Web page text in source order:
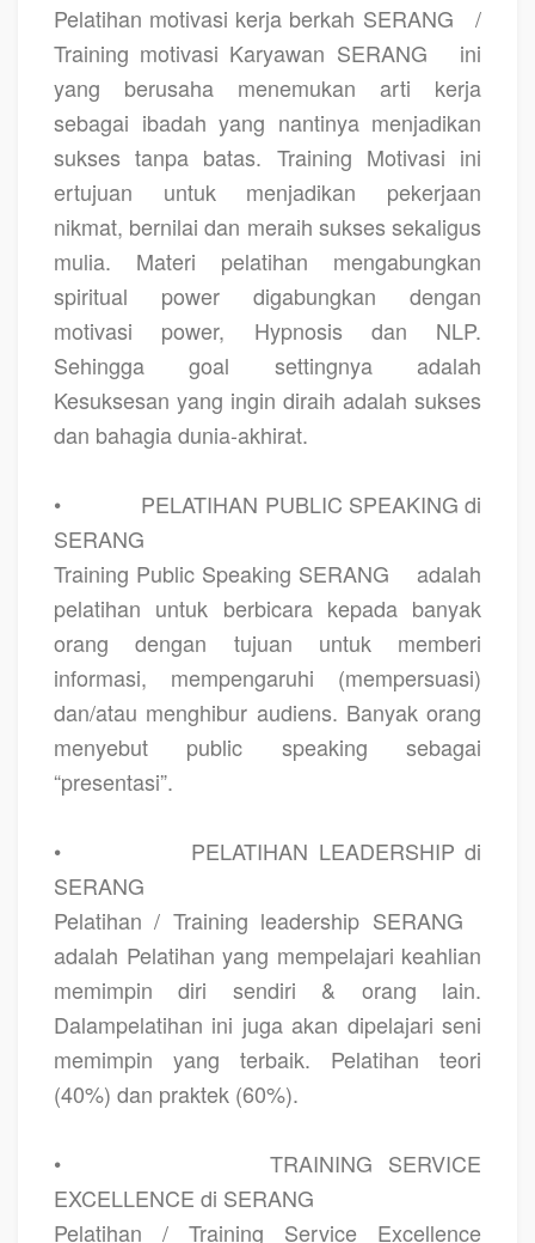
Pelatihan motivasi kerja berkah SERANG
/
Training motivasi Karyawan SERANG
ini
yang berusaha menemukan arti kerja
sebagai ibadah yang nantinya menjadikan
sukses tanpa batas. Training Motivasi ini
ertujuan untuk menjadikan pekerjaan
nikmat, bernilai dan meraih sukses sekaligus
mulia. Materi pelatihan mengabungkan
spiritual power digabungkan dengan
motivasi power, Hypnosis dan NLP.
Sehingga goal settingnya adalah
Kesuksesan yang ingin diraih adalah sukses
dan bahagia dunia-akhirat.
•
PELATIHAN PUBLIC SPEAKING di
SERANG
Training Public Speaking SERANG
adalah
pelatihan untuk berbicara kepada banyak
orang dengan tujuan untuk memberi
informasi, mempengaruhi (mempersuasi)
dan/atau menghibur audiens. Banyak orang
menyebut public speaking sebagai
“presentasi”.
•
PELATIHAN LEADERSHIP di
SERANG
Pelatihan / Training leadership SERANG
adalah Pelatihan yang mempelajari keahlian
memimpin diri sendiri & orang lain.
Dalampelatihan ini juga akan dipelajari seni
memimpin yang terbaik. Pelatihan teori
(40%) dan praktek (60%).
•
TRAINING SERVICE
EXCELLENCE di SERANG
Pelatihan / Training Service Excellence